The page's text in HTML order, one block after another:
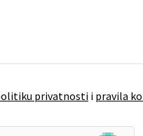
privatnostii pravila